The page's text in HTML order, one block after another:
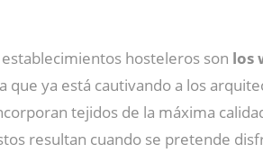
hosteleros son los
ya está cautivando a los
tejidos de la máxima
resultan cuando se pretende